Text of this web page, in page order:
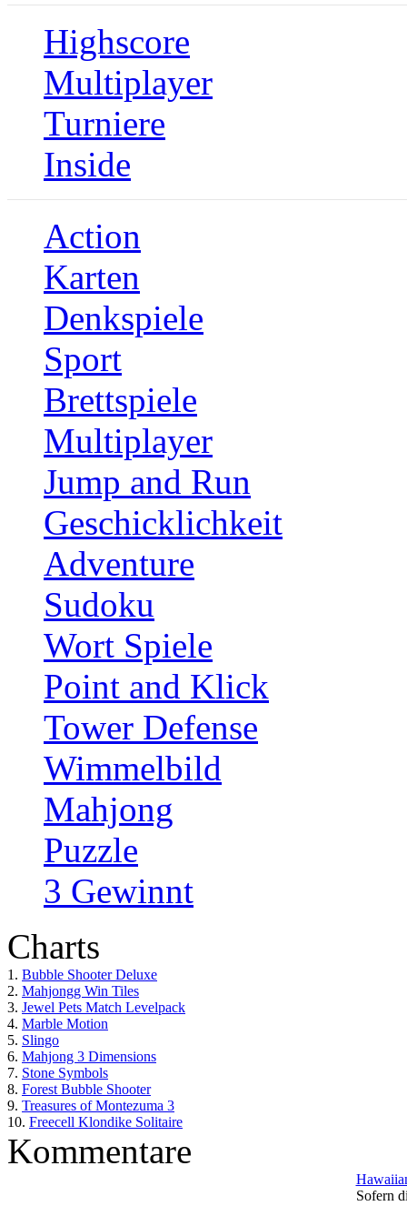
Highscore
Multiplayer
Turniere
Inside
Action
Karten
Denkspiele
Sport
Brettspiele
Multiplayer
Jump and Run
Geschicklichkeit
Adventure
Sudoku
Wort Spiele
Point and Klick
Tower Defense
Wimmelbild
Mahjong
Puzzle
3 Gewinnt
Charts
1. Bubble Shooter Deluxe
2. Mahjongg Win Tiles
3. Jewel Pets Match Levelpack
4. Marble Motion
5. Slingo
6. Mahjong 3 Dimensions
7. Stone Symbols
8. Forest Bubble Shooter
9. Treasures of Montezuma 3
10. Freecell Klondike Solitaire
Kommentare
Sofern